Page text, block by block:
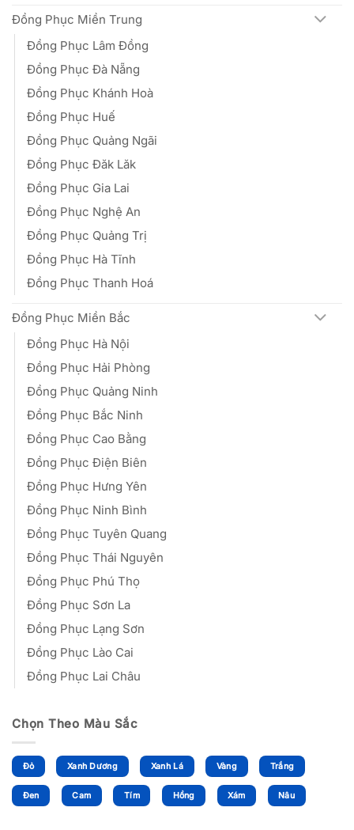
Đồng Phục Miền Trung
Đồng Phục Lâm Đồng
Đồng Phục Đà Nẵng
Đồng Phục Khánh Hoà
Đồng Phục Huế
Đồng Phục Quảng Ngãi
Đồng Phục Đăk Lăk
Đồng Phục Gia Lai
Đồng Phục Nghệ An
Đồng Phục Quảng Trị
Đồng Phục Hà Tĩnh
Đồng Phục Thanh Hoá
Đồng Phục Miền Bắc
Đồng Phục Hà Nội
Đồng Phục Hải Phòng
Đồng Phục Quảng Ninh
Đồng Phục Bắc Ninh
Đồng Phục Cao Bằng
Đồng Phục Điện Biên
Đồng Phục Hưng Yên
Đồng Phục Ninh Bình
Đồng Phục Tuyên Quang
Đồng Phục Thái Nguyên
Đồng Phục Phú Thọ
Đồng Phục Sơn La
Đồng Phục Lạng Sơn
Đồng Phục Lào Cai
Đồng Phục Lai Châu
Chọn Theo Màu Sắc
Đỏ Xanh Dương Xanh Lá Vàng Trắng
Đen Cam Tím Hồng Xám Nâu